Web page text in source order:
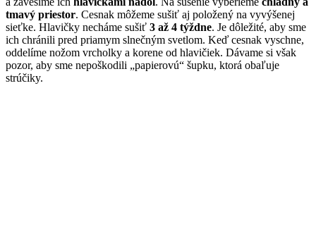
tmavý priestor. Cesnak môžeme sušiť aj položený na vyvýšenej
sieťke. Hlavičky necháme sušiť 3 až 4 týždne. Je dôležité, aby sme
ich chránili pred priamym slnečným svetlom. Keď cesnak vyschne,
oddelíme nožom vrcholky a korene od hlavičiek. Dávame si však
pozor, aby sme nepoškodili „papierovú“ šupku, ktorá obaľuje
strúčiky.